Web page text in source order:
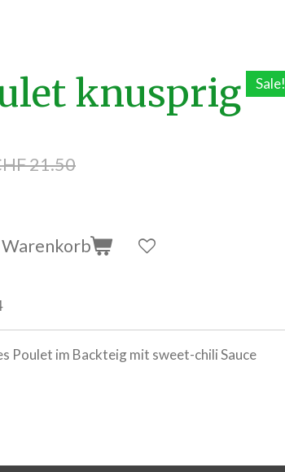
knusprig Sale!
21.50
Warenkorb
Poulet im Backteig mit sweet-chili Sauce